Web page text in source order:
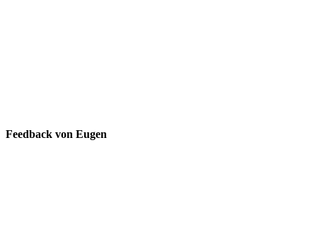
Feedback von Eugen